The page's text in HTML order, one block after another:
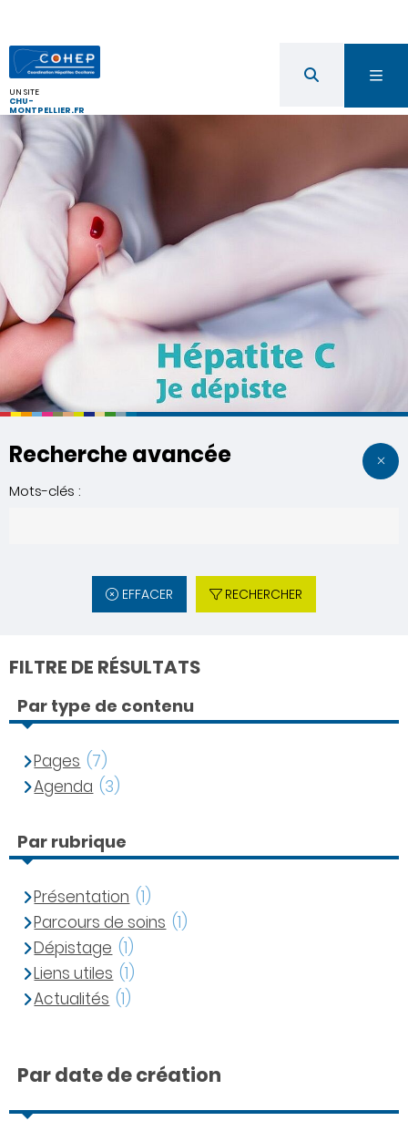
UN SITE
CHU-
MONTPELLIER.FR
Recherche avancée
Mots-clés :
EFFACER RECHERCHER
FILTRE DE RÉSULTATS
Par type de contenu
Pages (7)
Agenda (3)
Par rubrique
Présentation (1)
Parcours de soins (1)
Dépistage (1)
Liens utiles (1)
Actualités (1)
Par date de création